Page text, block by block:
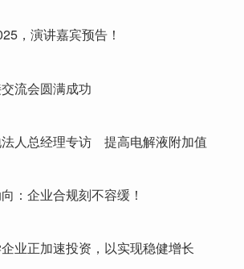
，演讲嘉宾预告！
流会圆满成功
人总经理专访 提高电解液附加值
：企业合规刻不容缓！
业正加速投资，以实现稳健增长